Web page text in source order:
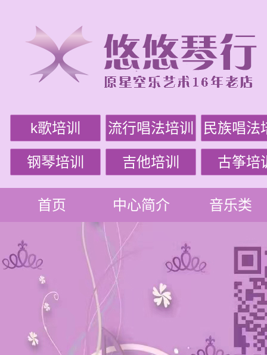
k歌培训 流行唱法培训 民族唱法
钢琴培训 吉他培训 古筝培
首页 中心简介 音乐类